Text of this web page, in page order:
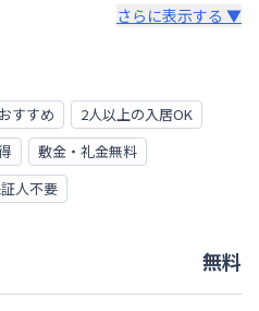
さらに表示する ▼
すすめ
2人以上の入居OK
敷金・礼金無料
人不要
無料